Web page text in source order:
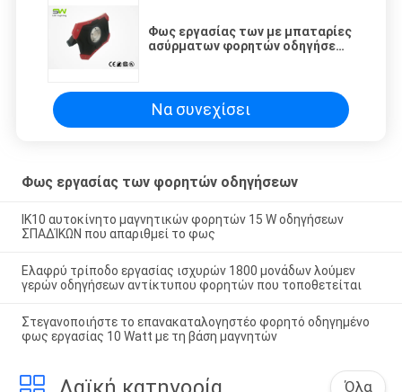
Φως εργασίας των με μπαταρίες
ασύρματων φορητών οδηγήσεων
Να συνεχίσει
Φως εργασίας των φορητών οδηγήσεων
IK10 αυτοκίνητο μαγνητικών φορητών 15 W οδηγήσεων
ΣΠΑΔΊΚΩΝ που απαριθμεί το φως
Ελαφρύ τρίποδο εργασίας ισχυρών 1800 μονάδων λούμεν
γερών οδηγήσεων αντίκτυπου φορητών που τοποθετείται
Στεγανοποιήστε το επανακαταλογηστέο φορητό οδηγημένο
φως εργασίας 10 Watt με τη βάση μαγνητών
Όλα